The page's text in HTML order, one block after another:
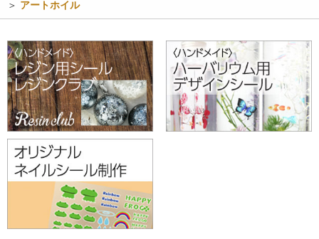
＞ アートホイル